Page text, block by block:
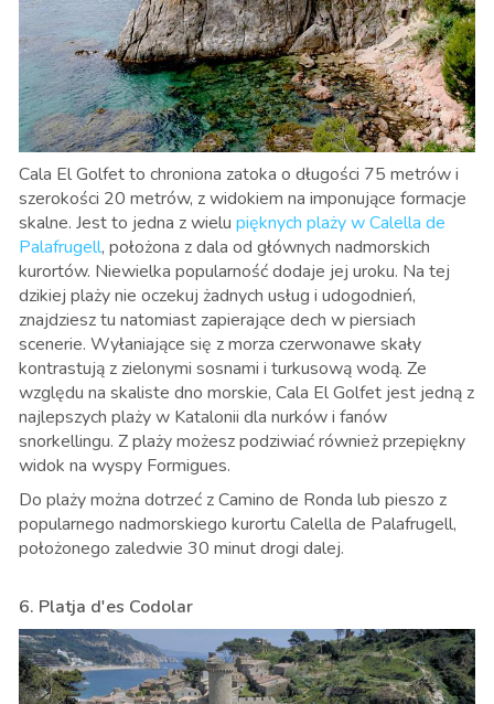
Cala El Golfet to chroniona zatoka o długości 75 metrów i
szerokości 20 metrów, z widokiem na imponujące formacje
skalne. Jest to jedna z wielu pięknych plaży w Calella de
Palafrugell, położona z dala od głównych nadmorskich
kurortów. Niewielka popularność dodaje jej uroku. Na tej
dzikiej plaży nie oczekuj żadnych usług i udogodnień,
znajdziesz tu natomiast zapierające dech w piersiach
scenerie. Wyłaniające się z morza czerwonawe skały
kontrastują z zielonymi sosnami i turkusową wodą. Ze
względu na skaliste dno morskie, Cala El Golfet jest jedną z
najlepszych plaży w Katalonii dla nurków i fanów
snorkellingu. Z plaży możesz podziwiać również przepiękny
widok na wyspy Formigues.
Do plaży można dotrzeć z Camino de Ronda lub pieszo z
popularnego nadmorskiego kurortu Calella de Palafrugell,
położonego zaledwie 30 minut drogi dalej.
6. Platja d'es Codolar